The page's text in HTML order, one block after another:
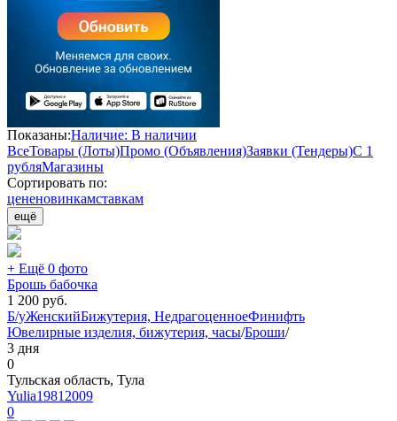
Показаны:Наличие: В наличии
ВсеТовары (Лоты)Промо (Объявления)Заявки (Тендеры)С 1
рубляМагазины
Сортировать по:
цененовинкамставкам
ещё
+ Ещё 0 фото
Брошь бабочка
1 200 руб.
Б/уЖенскийБижутерия, НедрагоценноеФинифть
Ювелирные изделия, бижутерия, часы/Броши/
3 дня
0
Тульская область, Тула
Yulia19812009
0